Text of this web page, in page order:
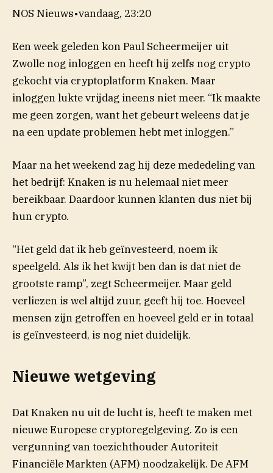
NOS Nieuws•vandaag, 23:20
Een week geleden kon Paul Scheermeijer uit
Zwolle nog inloggen en heeft hij zelfs nog crypto
gekocht via cryptoplatform Knaken. Maar
inloggen lukte vrijdag ineens niet meer. “Ik maakte
me geen zorgen, want het gebeurt weleens dat je
na een update problemen hebt met inloggen.”
Maar na het weekend zag hij dezemededeling (opent
van
het bedrijf: Knaken is nu helemaal niet meer
bereikbaar. Daardoor kunnen klanten dus niet bij
hun crypto.
“Het geld dat ik heb geïnvesteerd, noem ik
speelgeld. Als ik het kwijt ben dan is dat niet de
grootste ramp”, zegt Scheermeijer. Maar geld
verliezen is wel altijd zuur, geeft hij toe. Hoeveel
mensen zijn getroffen en hoeveel geld er in totaal
is geïnvesteerd, is nog niet duidelijk.
Nieuwe wetgeving
Dat Knaken nu uit de lucht is, heeft te maken met
nieuwe Europese cryptoregelgeving. Zo is een
vergunning van toezichthouder Autoriteit
Financiële Markten (AFM) noodzakelijk. De AFM